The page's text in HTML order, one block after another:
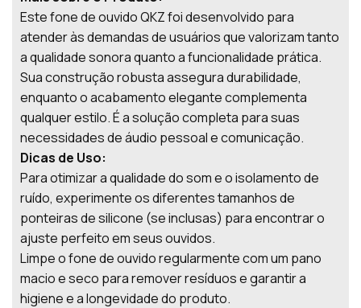
Este fone de ouvido QKZ foi desenvolvido para
atender às demandas de usuários que valorizam tanto
a qualidade sonora quanto a funcionalidade prática.
Sua construção robusta assegura durabilidade,
enquanto o acabamento elegante complementa
qualquer estilo. É a solução completa para suas
necessidades de áudio pessoal e comunicação.
Dicas de Uso:
Para otimizar a qualidade do som e o isolamento de
ruído, experimente os diferentes tamanhos de
ponteiras de silicone (se inclusas) para encontrar o
ajuste perfeito em seus ouvidos.
Limpe o fone de ouvido regularmente com um pano
macio e seco para remover resíduos e garantir a
higiene e a longevidade do produto.